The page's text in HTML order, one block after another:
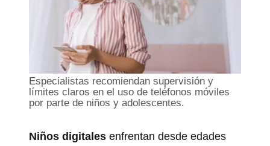
Especialistas recomiendan supervisión y
límites claros en el uso de teléfonos móviles
por parte de niños y adolescentes.
Niños digitales enfrentan desde edades